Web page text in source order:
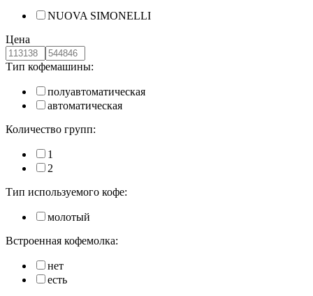
NUOVA SIMONELLI
Цена
Тип кофемашины:
полуавтоматическая
автоматическая
Количество групп:
1
2
Тип используемого кофе:
молотый
Встроенная кофемолка:
нет
есть